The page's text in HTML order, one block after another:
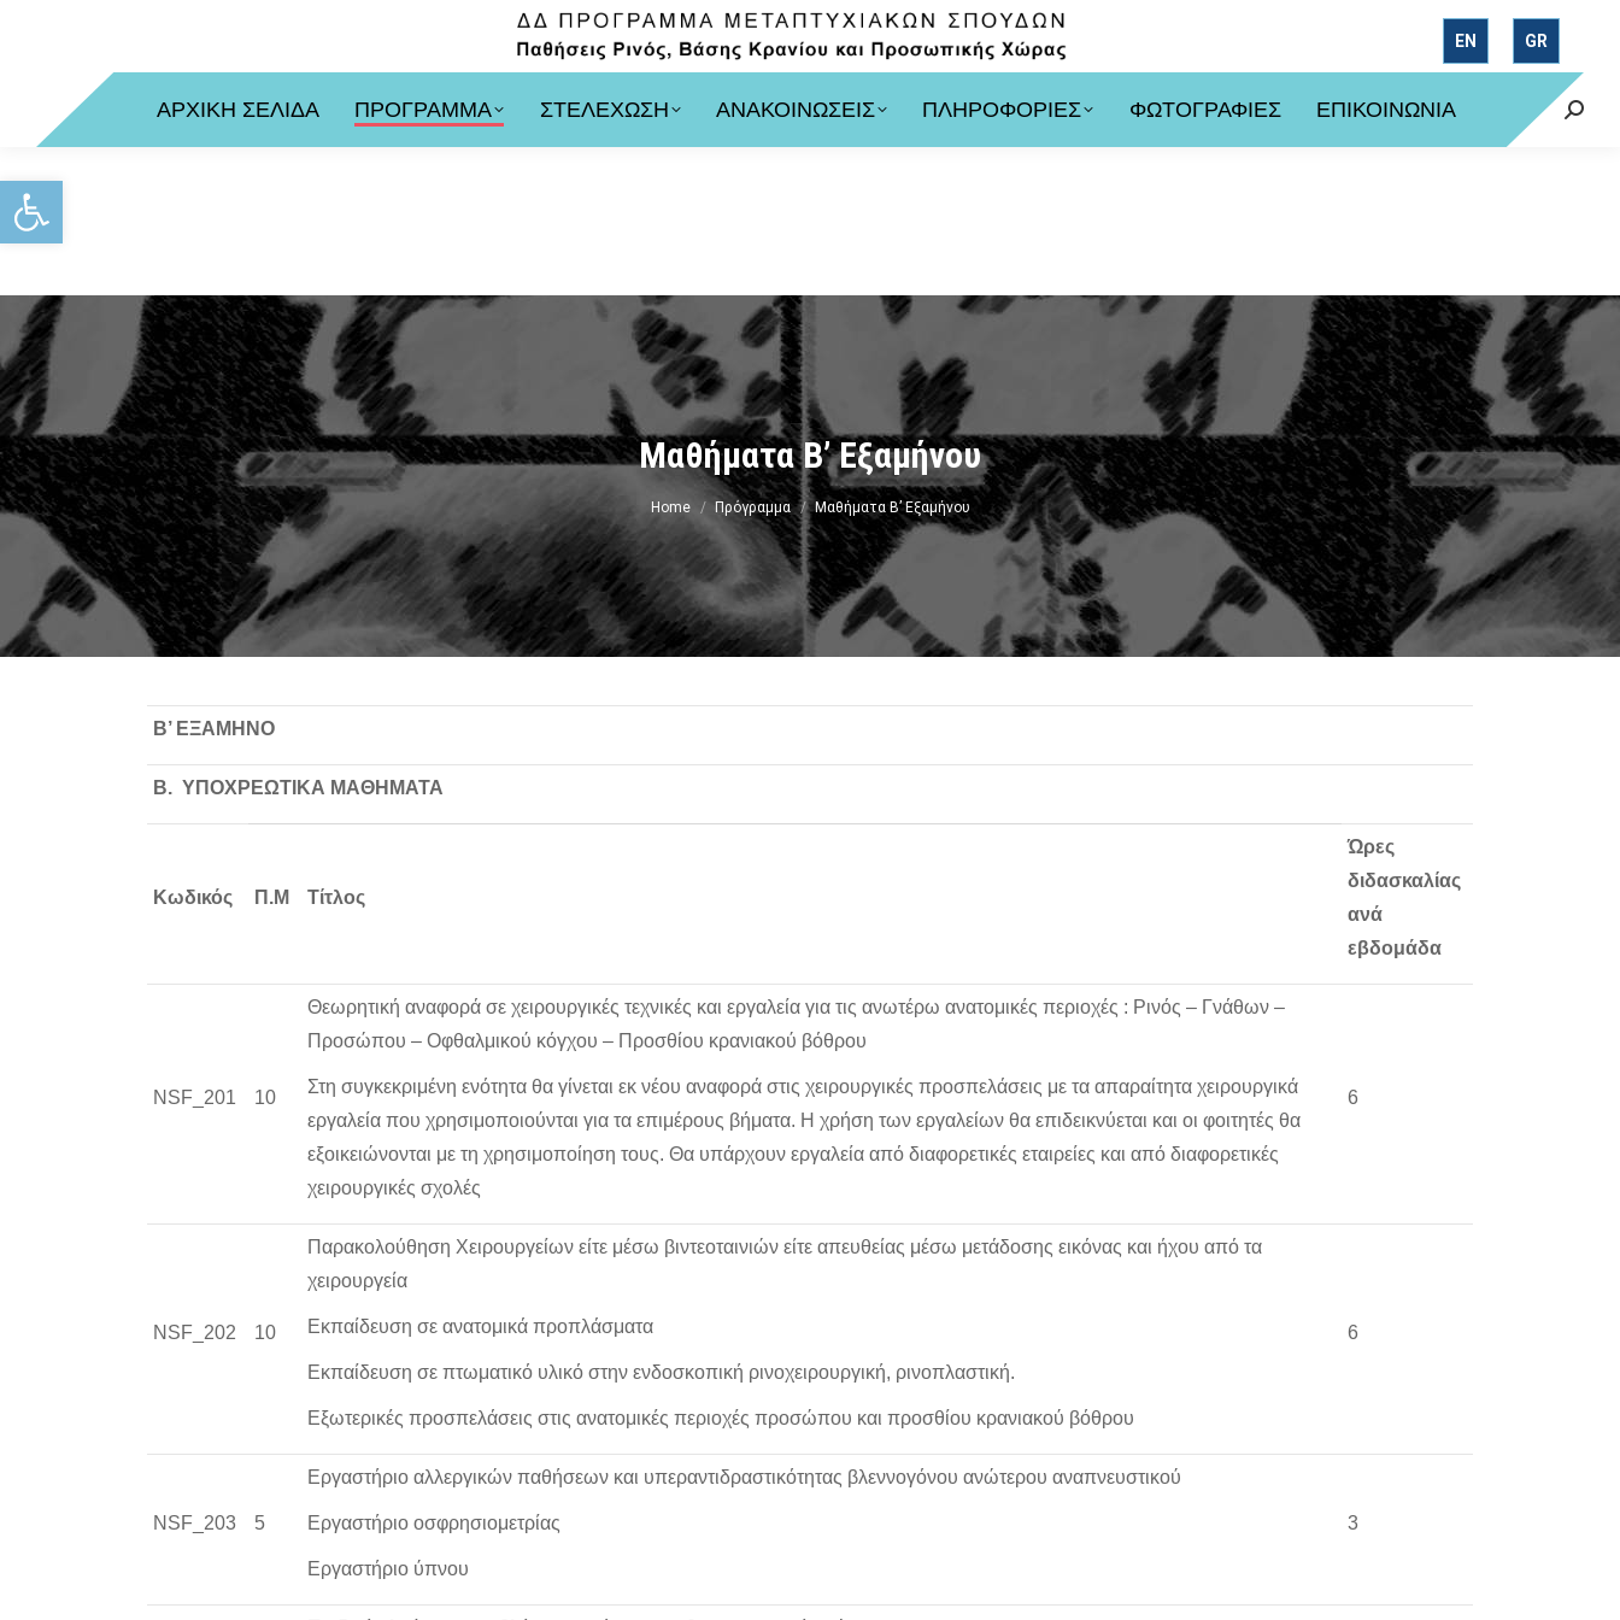
Ανοίξτε τη γραμμή εργαλείων
EN GR
ΑΡΧΙΚΗ ΣΕΛΙΔΑ ΠΡΟΓΡΑΜΜΑ ΣΤΕΛΕΧΩΣΗ ΑΝΑΚΟΙΝΩΣΕΙΣ ΠΛΗΡΟΦΟΡΙΕΣ ΦΩΤΟΓΡΑΦΙΕΣ ΕΠΙΚΟΙΝΩΝΙΑ
Μαθήματα Β’ Εξαμήνου
You are here:
Home Πρόγραμμα Μαθήματα Β’ Εξαμήνου
Β’ ΕΞΑΜΗΝΟ
Β. ΥΠΟΧΡΕΩΤΙΚΑ ΜΑΘΗΜΑΤΑ
Κωδικός Π.Μ Τίτλος
Ώρες
διδασκαλίας
ανά
εβδομάδα
NSF_201 10
Θεωρητική αναφορά σε χειρουργικές τεχνικές και εργαλεία για τις ανωτέρω ανατομικές περιοχές : Ρινός – Γνάθων –
Προσώπου – Οφθαλμικού κόγχου – Προσθίου κρανιακού βόθρου
Στη συγκεκριμένη ενότητα θα γίνεται εκ νέου αναφορά στις χειρουργικές προσπελάσεις με τα απαραίτητα χειρουργικά
εργαλεία που χρησιμοποιούνται για τα επιμέρους βήματα. Η χρήση των εργαλείων θα επιδεικνύεται και οι φοιτητές θα
εξοικειώνονται με τη χρησιμοποίηση τους. Θα υπάρχουν εργαλεία από διαφορετικές εταιρείες και από διαφορετικές
χειρουργικές σχολές
6
NSF_202 10
Παρακολούθηση Χειρουργείων είτε μέσω βιντεοταινιών είτε απευθείας μέσω μετάδοσης εικόνας και ήχου από τα
χειρουργεία
Εκπαίδευση σε ανατομικά προπλάσματα
Εκπαίδευση σε πτωματικό υλικό στην ενδοσκοπική ρινοχειρουργική, ρινοπλαστική.
Εξωτερικές προσπελάσεις στις ανατομικές περιοχές προσώπου και προσθίου κρανιακού βόθρου
6
NSF_203 5
Εργαστήριο αλλεργικών παθήσεων και υπεραντιδραστικότητας βλεννογόνου ανώτερου αναπνευστικού
Εργαστήριο οσφρησιομετρίας
Εργαστήριο ύπνου
3